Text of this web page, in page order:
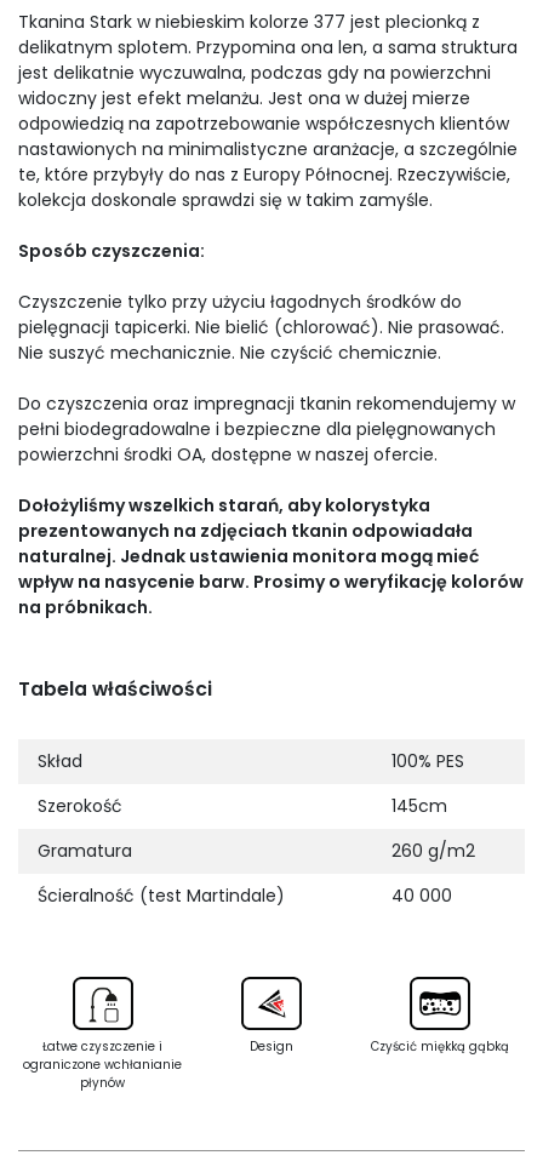
Tkanina Stark w niebieskim kolorze 377 jest plecionką z
delikatnym splotem. Przypomina ona len, a sama struktura
jest delikatnie wyczuwalna, podczas gdy na powierzchni
widoczny jest efekt melanżu. Jest ona w dużej mierze
odpowiedzią na zapotrzebowanie współczesnych klientów
nastawionych na minimalistyczne aranżacje, a szczególnie
te, które przybyły do nas z Europy Północnej. Rzeczywiście,
kolekcja doskonale sprawdzi się w takim zamyśle.
Sposób czyszczenia:
Czyszczenie tylko przy użyciu łagodnych środków do
pielęgnacji tapicerki. Nie bielić (chlorować). Nie prasować.
Nie suszyć mechanicznie. Nie czyścić chemicznie.
Do czyszczenia oraz impregnacji tkanin rekomendujemy w
pełni biodegradowalne i bezpieczne dla pielęgnowanych
powierzchni środki OA, dostępne w naszej ofercie.
Dołożyliśmy wszelkich starań, aby kolorystyka
prezentowanych na zdjęciach tkanin odpowiadała
naturalnej. Jednak ustawienia monitora mogą mieć
wpływ na nasycenie barw. Prosimy o weryfikację kolorów
na próbnikach.
Tabela właściwości
Skład
100% PES
Szerokość
145cm
Gramatura
260 g/m2
Ścieralność (test Martindale)
40 000
Łatwe czyszczenie i
ograniczone wchłanianie
płynów
Design Czyścić miękką gąbką